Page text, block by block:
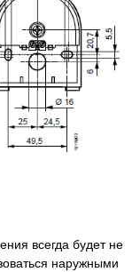
всегда будет не
наружными